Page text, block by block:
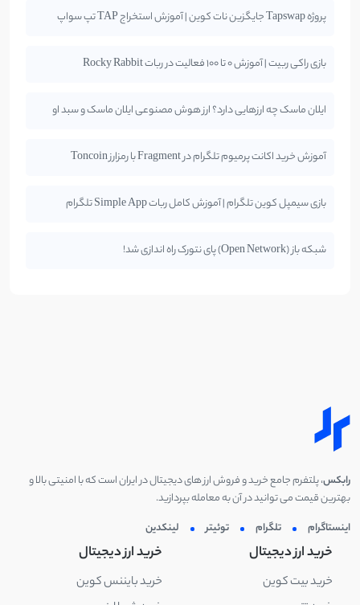
پروژه Tapswap جایگزین نات کوین | آموزش استخراج TAP تپ سواپ
بازی راکی ربیت | آموزش 0 تا 100 فعالیت در ربات Rocky Rabbit
ایلان ماسک چه ارزهایی دارد؟ ارز هوش مصنوعی ایلان ماسک و سبد او
آموزش خرید اکانت پرمیوم تلگرام در Fragment با رمزارز Toncoin
بازی سیمپل کوین تلگرام | آموزش کامل ربات Simple App تلگرام
شبکه باز (Open Network) پای نتورک راه اندازی شد!
رابکس، پلتفرم جامع خرید و فروش ارز های دیجیتال در ایران است که با امنیتی بالا و
بهترین قیمت می توانید در آن به معامله بپردازید.
اینستاگرام
تلگرام توئیتر لینکدین
خرید ارز دیجیتال
خرید بیت کوین
خرید ارز دیجیتال
خرید بایننس کوین